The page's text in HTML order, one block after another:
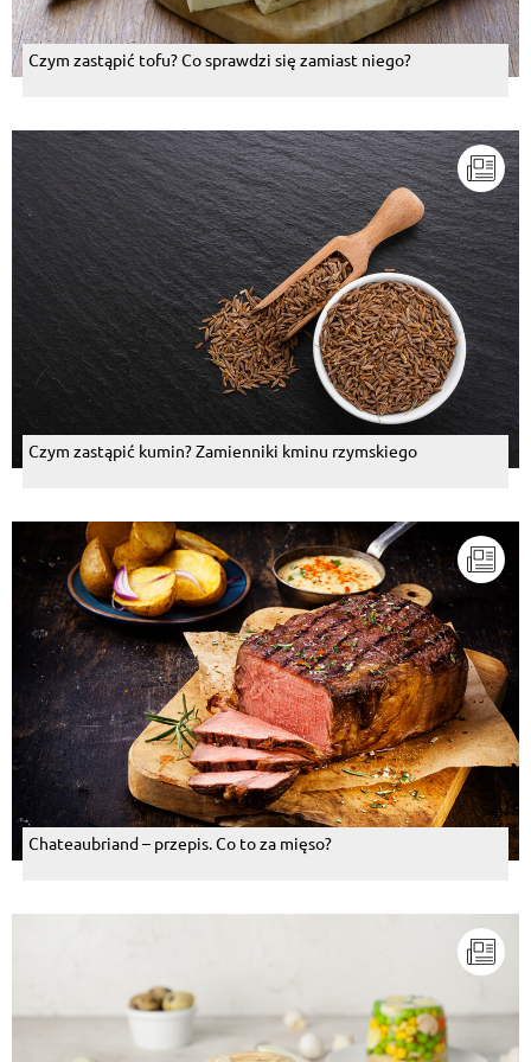
Odpowiedz
Odpowiedz
Czarne Oki, 21.10.2015
Przepis ,praktycznie wszystko na tzw.oko.Makaron
ugotowany na lazanię.Nadzienie to ricotta z
jajkiem,szpinakiem,sola,pieprzem,czosnkiem i
szczyta gałki muszkatalowej,wymieszany
razem.Drugie nadzienie to mielone mięso wołowe lub
wieprzowe około 500gr,przesmażone i odlany
tłuszcz,dodanie pare łyżek sosu pomidorowego i
troszczkę do smaku.Ugotowany i odcedzony
makaron przekładamy na zmianę z nadzieniami i
zapiekamy w piekarniku około 1 godziny na
350F/180C.Posypujemy na gorze mozzalera.
Odpowiedz
w liście ze składnikami brak pieczarek..
Odpowiedz
Karina Ciszewska , 21.10.2015
czy moge prosic o przepis ? nie umiem sie oprzec...
Odpowiedz
Czarne Oki, 21.10.2015
Wszystkie zapiekanki z makaronami sa dobre.Ja
robilam w niedziele Lazanie.
Odpowiedz
Odpowiedz
Alina Pieńkowska-Pietrzak
Smakowicie
Odpowiedz
Czym zastąpić tofu? Co sprawdzi się zamiast niego?
Czym zastąpić kumin? Zamienniki kminu rzymskiego
Chateaubriand – przepis. Co to za mięso?